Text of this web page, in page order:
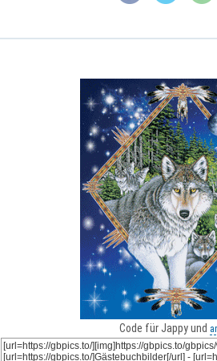
Code für Jappy und